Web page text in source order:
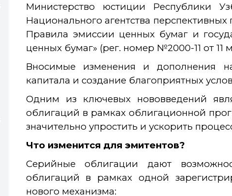
Министерство юстиции Республики
Национального агентства
Правила эмиссии ценных бумаг и
ценных бумаг» (рег. номер №2000-11 от 11
Вносимые изменения и дополнения
капитала и создание благоприятных
Одним из ключевых нововведений
облигаций в рамках облигационной
значительно упростить и ускорить
Что изменится для эмитентов?
Серийные облигации дают
облигаций в рамках одной
нового механизма: